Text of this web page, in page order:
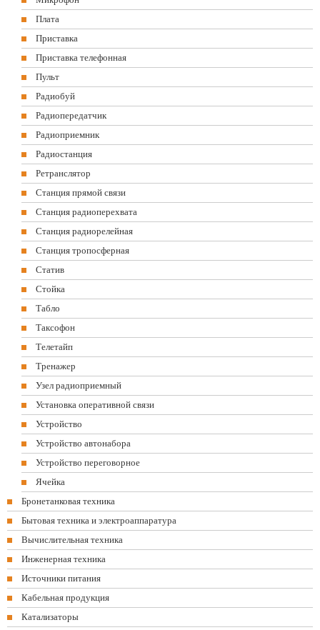
Плата
Приставка
Приставка телефонная
Пульт
Радиобуй
Радиопередатчик
Радиоприемник
Радиостанция
Ретранслятор
Станция прямой связи
Станция радиоперехвата
Станция радиорелейная
Станция тропосферная
Статив
Стойка
Табло
Таксофон
Телетайп
Тренажер
Узел радиоприемный
Установка оперативной связи
Устройство
Устройство автонабора
Устройство переговорное
Ячейка
Бронетанковая техника
Бытовая техника и электроаппаратура
Вычислительная техника
Инженерная техника
Источники питания
Кабельная продукция
Катализаторы